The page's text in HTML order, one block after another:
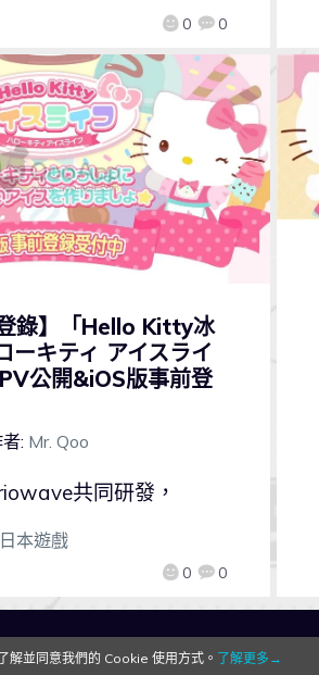
0 0
錄】「Hello Kitty冰
ーキティ アイスライ
公開&iOS版事前登
: Mr. Qoo
0 0
共同研發，
日本遊戲
解並同意我們的 Cookie 使用方式。 了解更多→